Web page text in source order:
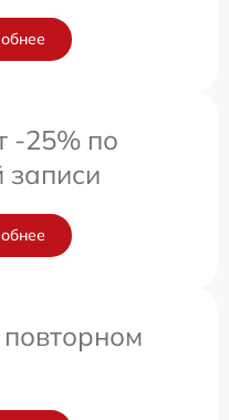
-25% по
записи